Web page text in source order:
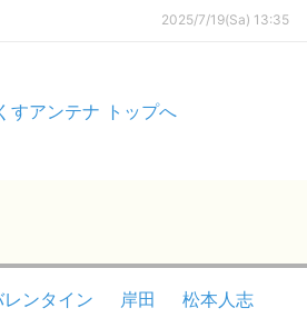
2025/7/19(Sa) 13:35
すアンテナ トップへ
レンタイン 岸田
松本人志